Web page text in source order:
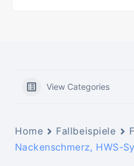
View Categories
Home Fallbeispiele
Nackenschmerz, HWS-